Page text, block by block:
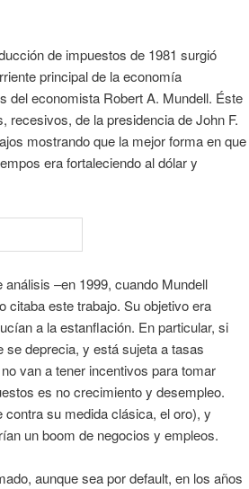
de impuestos de 1981 surgió
principal de la economía
del economista Robert A. Mundell. Éste
recesivos, de la presidencia de John F.
mostrando que la mejor forma en que
era fortaleciendo al dólar y
–en 1999, cuando Mundell
citaba este trabajo. Su objetivo era
a la estanflación. En particular, si
se deprecia, y está sujeta a tasas
van a tener incentivos para tomar
es no crecimiento y desempleo.
su medida clásica, el oro), y
un boom de negocios y empleos.
aunque sea por default, en los años